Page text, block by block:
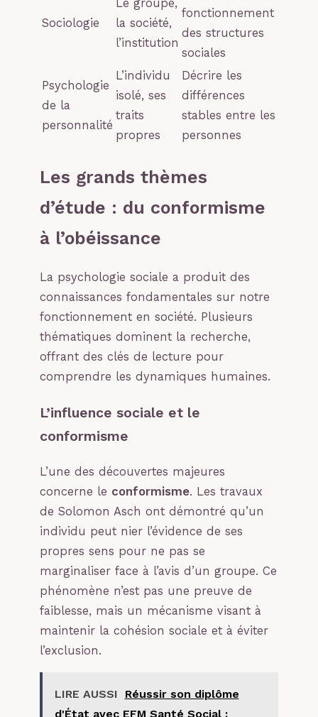
Sociologie
Le groupe,
la société,
l’institution
fonctionnement
des structures
sociales
Psychologie
de la
personnalité
L’individu
isolé, ses
traits
propres
Décrire les
différences
stables entre les
personnes
Les grands thèmes
d’étude : du conformisme
à l’obéissance
La psychologie sociale a produit des
connaissances fondamentales sur notre
fonctionnement en société. Plusieurs
thématiques dominent la recherche,
offrant des clés de lecture pour
comprendre les dynamiques humaines.
L’influence sociale et le
conformisme
L’une des découvertes majeures
concerne le conformisme. Les travaux
de Solomon Asch ont démontré qu’un
individu peut nier l’évidence de ses
propres sens pour ne pas se
marginaliser face à l’avis d’un groupe. Ce
phénomène n’est pas une preuve de
faiblesse, mais un mécanisme visant à
maintenir la cohésion sociale et à éviter
l’exclusion.
LIRE AUSSI
Réussir son diplôme
d'État avec EFM Santé Social :